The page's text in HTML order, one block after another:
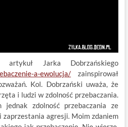
artykuł Jarka Dobrzańskiego
a-ewolucja/zainspirował
Kol. Dobrzański uważa, że
i ludzi w zdolność przebaczania.
zdolność przebaczania ze
zaprzestania agresji. Moim zdaniem